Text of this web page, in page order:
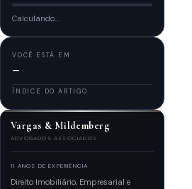
Calculando...
VOCÊ ESTÁ EM
—
ÍNDICE DO ARTIGO
Vargas & Mildemberg
ADVOGADOS ASSOCIADOS
11 ANOS DE EXPERIÊNCIA
Direito Imobiliário, Empresarial e